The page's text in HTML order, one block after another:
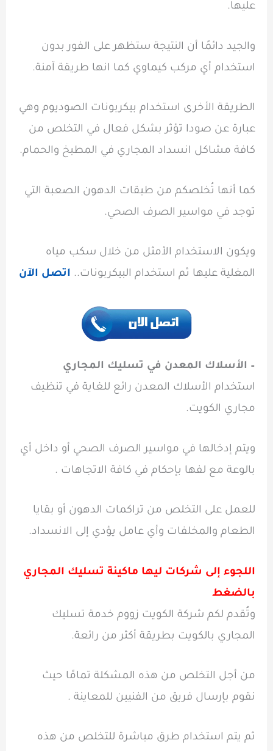
عليها.
والجيد دائمًا أن النتيجة ستظهر على الفور بدون
استخدام أي مركب كيماوي كما انها طريقة آمنة.
الطريقة الأخرى استخدام بيكربونات الصوديوم وهي
عبارة عن صودا تؤثر بشكل فعال في التخلص من
كافة مشاكل انسداد المجاري في المطبخ والحمام.
كما أنها تُخلصكم من طبقات الدهون الصعبة التي
توجد في مواسير الصرف الصحي.
ويكون الاستخدام الأمثل من خلال سكب مياه
المغلية عليها ثم استخدام البيكربونات.. اتصل الآن
– الأسلاك المعدن في تسليك المجاري
استخدام الأسلاك المعدن رائع للغاية في تنظيف
مجاري الكويت.
ويتم إدخالها في مواسير الصرف الصحي أو داخل أي
بالوعة مع لفها بإحكام في كافة الاتجاهات .
للعمل على التخلص من تراكمات الدهون أو بقايا
الطعام والمخلفات وأي عامل يؤدي إلى الانسداد.
اللجوء إلى شركات ليها ماكينة تسليك المجاري
بالضغط
وتُقدم لكم شركة الكويت زووم خدمة تسليك
المجاري بالكويت بطريقة أكثر من رائعة.
من أجل التخلص من هذه المشكلة تمامًا حيث
نقوم بإرسال فريق من الفنيين للمعاينة .
ثم يتم استخدام طرق مباشرة للتخلص من هذه